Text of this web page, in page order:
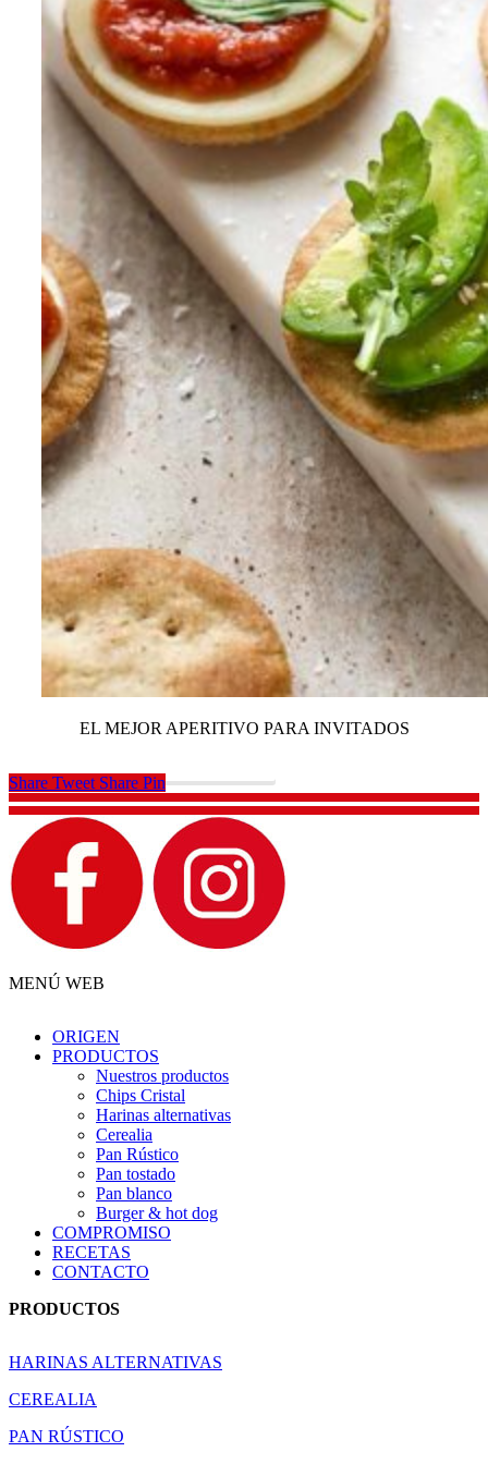
EL MEJOR APERITIVO PARA INVITADOS
Share Tweet Share Pin
MENÚ WEB
ORIGEN
PRODUCTOS
Nuestros productos
Chips Cristal
Harinas alternativas
Cerealia
Pan Rústico
Pan tostado
Pan blanco
Burger & hot dog
COMPROMISO
RECETAS
CONTACTO
PRODUCTOS
HARINAS ALTERNATIVAS
CEREALIA
PAN RÚSTICO